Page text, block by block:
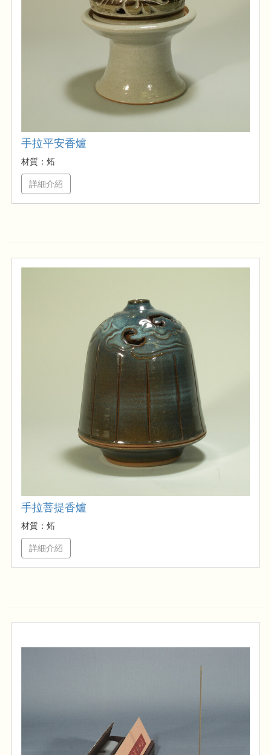
手拉平安香爐
材質：炻
詳細介紹
手拉菩提香爐
材質：炻
詳細介紹